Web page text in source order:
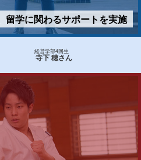
留学に関わるサポートを実施
経営学部4回生
寺下 穂さん